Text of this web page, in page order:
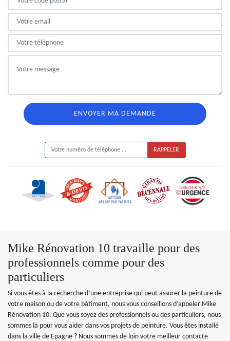
Mike Rénovation 10 travaille pour des
professionnels comme pour des
particuliers
Si vous êtes à la recherche d’une entreprise qui peut assurer la peinture de
votre maison ou de votre bâtiment, nous vous conseillons d’appeler Mike
Rénovation 10. Que vous soyez des professionnels ou des particuliers, nous
sommes là pour vous aider dans vos projets de peinture. Vous êtes installé
dans la ville de Epagne ? Nous sommes de loin votre meilleur contacte